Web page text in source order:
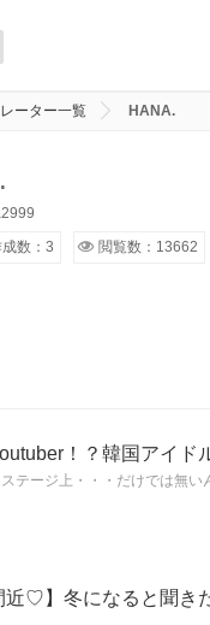
ーター一覧 HANA.
数：3
閲覧数：13662
！？韓国アイ
テージ上・・・だけでは無
近♡】冬になると聞き